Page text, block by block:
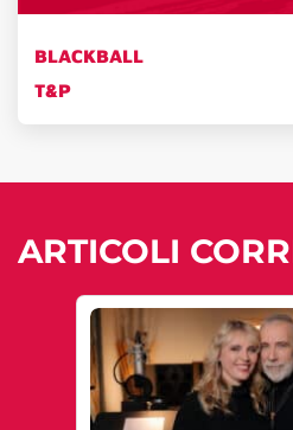
BLACKBALL
T&P
ARTICOLI